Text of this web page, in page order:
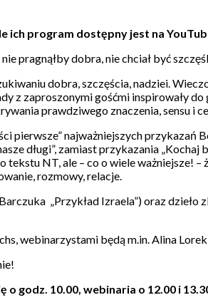
program dostępny jest na
pragnąłby dobra, nie chciał być
dobra, szczęścia, nadziei.
z zaproszonymi gośćmi inspirowały
prawdziwego znaczenia, sensu i
najważniejszych przykazań
długi”, zamiast przykazania
NT, ale – co o wiele ważniejsze!
rozmowy, relacje.
„Przykład Izraela”) oraz
webinarzystami będą m.in. Alina
godz. 10.00, webinaria o 12.00 i